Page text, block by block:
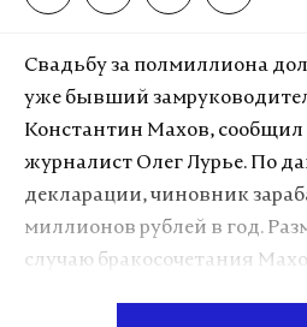
Свадьбу за полмиллиона
уже бывший
Константин Махов, сообщил
журналист Олег Лурье. По
декларации, чиновник
миллионов рублей в год.
случаю бракосочетания